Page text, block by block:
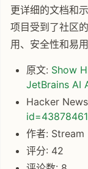
更详细的文档和
项目受到了社区
用、安全性和易
原文: Show
JetBrains AI
Hacker
id=43878461
作者: Stream
评分: 42